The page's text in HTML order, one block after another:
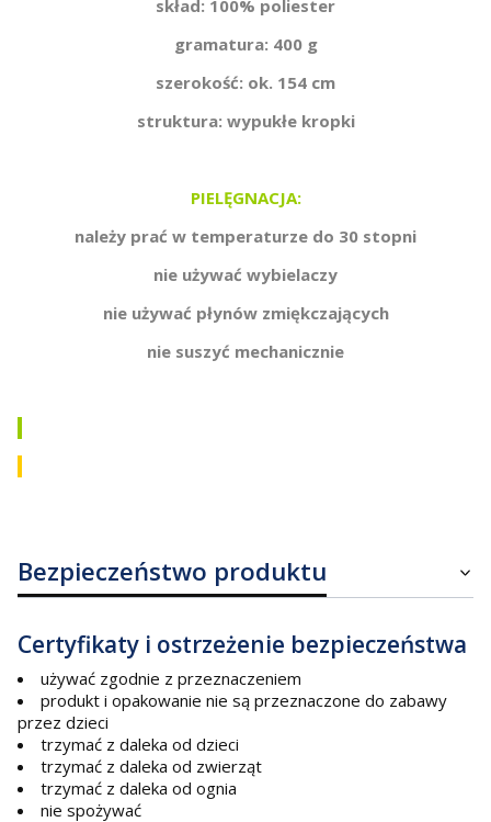
skład: 100% poliester
gramatura: 400 g
szerokość: ok. 154 cm
struktura: wypukłe kropki
PIELĘGNACJA:
należy prać w temperaturze do 30 stopni
nie używać wybielaczy
nie używać płynów zmiękczających
nie suszyć mechanicznie
Bezpieczeństwo produktu
Certyfikaty i ostrzeżenie bezpieczeństwa
używać zgodnie z przeznaczeniem
produkt i opakowanie nie są przeznaczone do zabawy
przez dzieci
trzymać z daleka od dzieci
trzymać z daleka od zwierząt
trzymać z daleka od ognia
nie spożywać